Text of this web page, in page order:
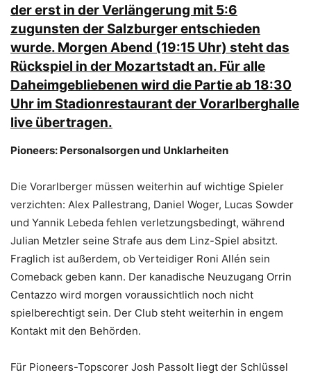
der erst in der Verlängerung mit 5:6
zugunsten der Salzburger entschieden
wurde. Morgen Abend (19:15 Uhr) steht das
Rückspiel in der Mozartstadt an. Für alle
Daheimgebliebenen wird die Partie ab 18:30
Uhr im Stadionrestaurant der Vorarlberghalle
live übertragen.
Pioneers: Personalsorgen und Unklarheiten
Die Vorarlberger müssen weiterhin auf wichtige Spieler
verzichten: Alex Pallestrang, Daniel Woger, Lucas Sowder
und Yannik Lebeda fehlen verletzungsbedingt, während
Julian Metzler seine Strafe aus dem Linz-Spiel absitzt.
Fraglich ist außerdem, ob Verteidiger Roni Allén sein
Comeback geben kann. Der kanadische Neuzugang Orrin
Centazzo wird morgen voraussichtlich noch nicht
spielberechtigt sein. Der Club steht weiterhin in engem
Kontakt mit den Behörden.
Für Pioneers-Topscorer Josh Passolt liegt der Schlüssel